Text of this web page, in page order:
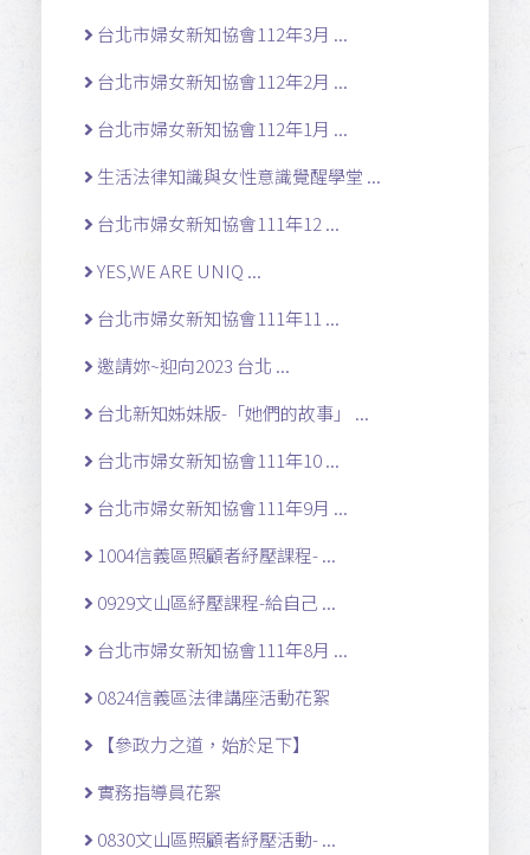
台北市婦女新知協會112年3月 ...
台北市婦女新知協會112年2月 ...
台北市婦女新知協會112年1月 ...
生活法律知識與女性意識覺醒學堂 ...
台北市婦女新知協會111年12 ...
YES,WE ARE UNIQ ...
台北市婦女新知協會111年11 ...
邀請妳~迎向2023 台北 ...
台北新知姊妹版-「她們的故事」 ...
台北市婦女新知協會111年10 ...
台北市婦女新知協會111年9月 ...
1004信義區照顧者紓壓課程- ...
0929文山區紓壓課程-給自己 ...
台北市婦女新知協會111年8月 ...
0824信義區法律講座活動花絮
【參政力之道，始於足下】
實務指導員花絮
0830文山區照顧者紓壓活動- ...